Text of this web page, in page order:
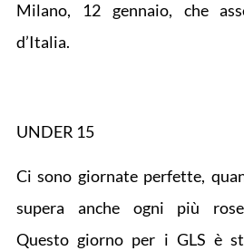
Milano, 12 gennaio, che
d’Italia.
UNDER 15
Ci sono giornate perfette,
supera anche ogni più
Questo giorno per i GLS è